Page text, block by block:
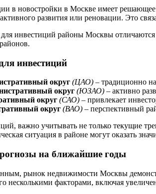
в новостройки в Москве имеет
активного развития или реновации. Это
инвестиций районы Москвы
инвестиций
округ (ЦАО) – традиционно
округ (ЮЗАО) – активно
округ (САО) – привлекает
округ (ВАО) – перспективный
важно учитывать не только текущие
ситуация в районе могут оказать
на ближайшие годы
рынок недвижимости Москвы
несколькими факторами, включая